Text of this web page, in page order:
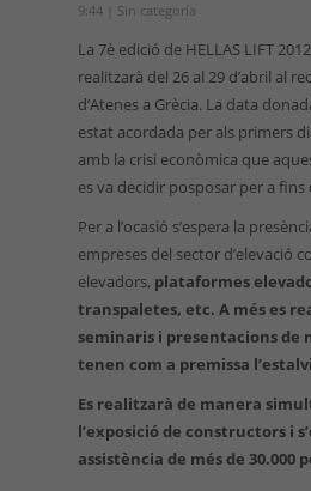
9:44 Sin categoría
La 7è edició de HELLAS LIFT
realitzarà del 26 al 29 d’abril al
d’Atenes a Grècia. La data
estat acordada per als primers
amb la crisi econòmica que
es va decidir posposar per a fins
Per a l’ocasió s’espera la
empreses del sector d’elevació
elevadors, plataformes
transpaletes, etc. A més es
seminaris i presentacions de
tenen com a premissa
Es realitzarà de manera
l’exposició de constructors i
assistència de més de 30.000